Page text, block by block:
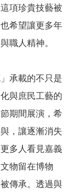
項珍貴技藝被
希望讓更多年
職人精神。
承載的不只是
與庶民工藝的
期間展演，希
，讓逐漸消失
多人看見嘉義
物留在博物
傳承。透過與